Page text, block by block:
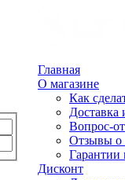
Главная
О магазине
Как
Доставка
Вопрос-
Отзывы о
Гарантии
Дисконт